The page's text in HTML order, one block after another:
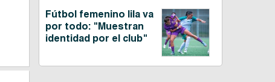
Fútbol femenino lila va
por todo: "Muestran
identidad por el club"